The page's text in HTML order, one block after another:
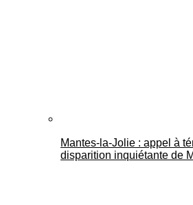
Mantes-la-Jolie : appel à
disparition inquiétante de